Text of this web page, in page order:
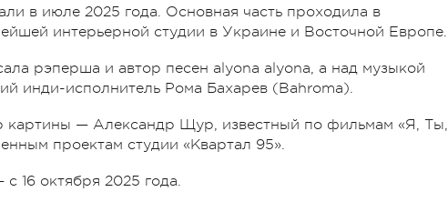
в июле 2025 года. Основная часть проходила в
интерьерной студии в Украине и Восточной Европе.
рэперша и автор песен alyona alyona, а над музыкой
инди-исполнитель Рома Бахарев (Bahroma).
картины — Александр Щур, известный по фильмам «Я, Ты,
проектам студии «Квартал 95».
16 октября 2025 года.